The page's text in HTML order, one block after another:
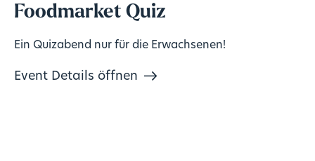
Foodmarket Quiz
Ein Quizabend nur für die Erwachsenen!
Event Details öffnen